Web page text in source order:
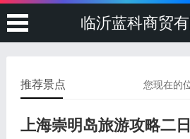
临沂蓝科商贸
您现在的
推荐景点
上海崇明岛旅游攻略二